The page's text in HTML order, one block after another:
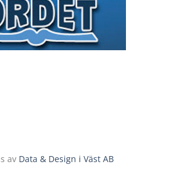
av Data & Design i Väst AB